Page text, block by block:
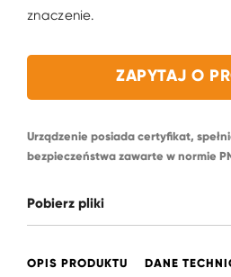
znaczenie.
ZAPYTAJ O
Urządzenie posiada certyfikat,
bezpieczeństwa zawarte w normie
Pobierz pliki
OPIS PRODUKTU DANE